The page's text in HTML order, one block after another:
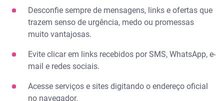
Desconfie sempre de mensagens, links e ofertas que
trazem senso de urgência, medo ou promessas
muito vantajosas.
Evite clicar em links recebidos por SMS, WhatsApp, e-
mail e redes sociais.
Acesse serviços e sites digitando o endereço oficial
no navegador.